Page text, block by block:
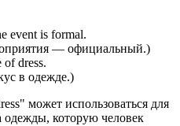
event is formal.
— официальный.)
of dress.
в одежде.)
может использоваться для
одежды, которую человек